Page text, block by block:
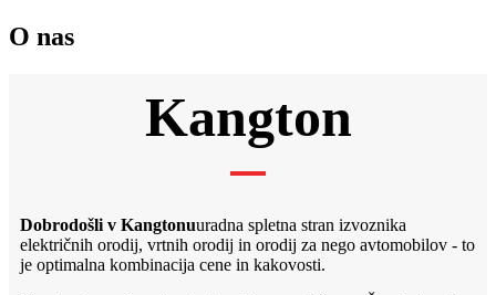
O nas
Kangton
Dobrodošli v Kangtonuuradna spletna stran izvoznika
električnih orodij, vrtnih orodij in orodij za nego avtomobilov - to
je optimalna kombinacija cene in kakovosti.